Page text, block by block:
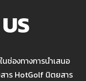
ช่องทางการนำเสนอ
าร HotGolf นิตยสาร